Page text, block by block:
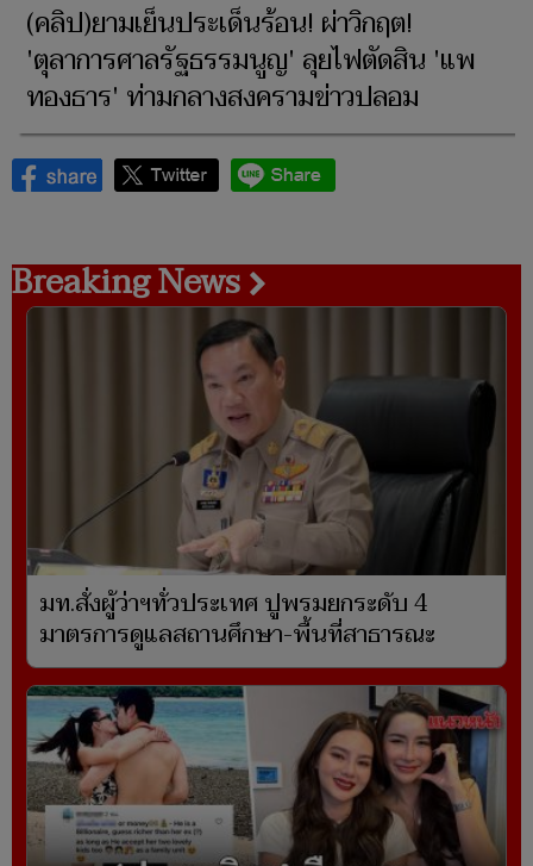
(คลิป)ยามเย็นประเด็นร้อน! ผ่าวิกฤต!
'ตุลาการศาลรัฐธรรมนูญ' ลุยไฟตัดสิน 'แพ
ทองธาร' ท่ามกลางสงครามข่าวปลอม
Breaking News
มท.สั่งผู้ว่าฯทั่วประเทศ ปูพรมยกระดับ 4
มาตรการดูแลสถานศึกษา-พื้นที่สาธารณะ